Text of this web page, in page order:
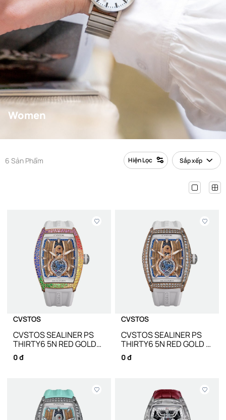
Women
6 Sản Phẩm Hiện Lọc Sắp xếp
CVSTOS
CVSTOS SEALINER PS
THIRTY6 5N RED GOLD
RAINBOW SNOW
SETTING
0 đ
CVSTOS
CVSTOS SEALINER PS
THIRTY6 5N RED GOLD 2
ROW DIAMONDS TIT
COMP C00103.3625002
0 đ